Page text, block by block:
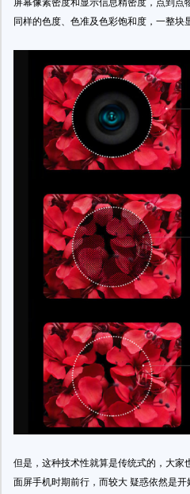
屏幕像素密度和显示信息精密度，点到点
同样的色度、色准及色彩饱和度，一整块
但是，这种技术性就算是传统式的，大家
面屏手机时期前行，而较大 疑惑依然是